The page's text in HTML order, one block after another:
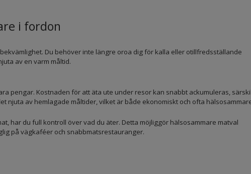
i fordon
Du behöver inte längre oroa dig för kalla eller otillfredsställande
av en varm måltid.
pengar. Kostnaden för att äta ute under resor kan snabbt ackumuleras,
njuta av hemlagade måltider, vilket är både ekonomiskt och ofta
har du full kontroll över vad du äter. Detta möjliggör hälsosammare matval
på vägkaféer och snabbmatsrestauranger.